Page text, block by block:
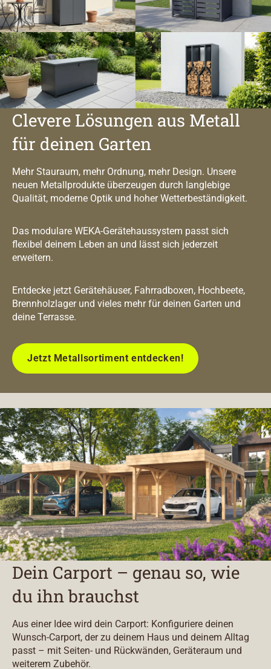
Clevere Lösungen aus Metall
für deinen Garten
Mehr Stauraum, mehr Ordnung, mehr Design. Unsere
neuen Metallprodukte überzeugen durch langlebige
Qualität, moderne Optik und hoher Wetterbeständigkeit.
Das modulare WEKA-Gerätehaussystem passt sich
flexibel deinem Leben an und lässt sich jederzeit
erweitern.
Entdecke jetzt Gerätehäuser, Fahrradboxen, Hochbeete,
Brennholzlager und vieles mehr für deinen Garten und
deine Terrasse.
Jetzt Metallsortiment entdecken!
Dein Carport – genau so, wie
du ihn brauchst
Aus einer Idee wird dein Carport: Konfiguriere deinen
Wunsch-Carport, der zu deinem Haus und deinem Alltag
passt – mit Seiten- und Rückwänden, Geräteraum und
weiterem Zubehör.